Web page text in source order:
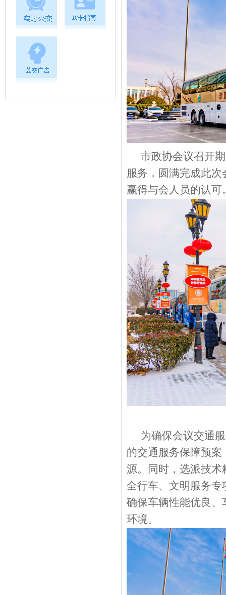
市政协会议召开
服务，圆满完成此
赢得与会人员的认可
为确保会议交通
的交通服务保障预
源。同时，选派技术
全行车、文明服务
确保车辆性能优良
环境。